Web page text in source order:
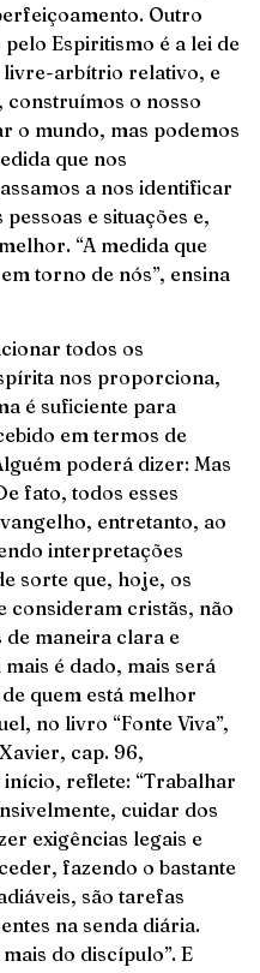
Outro
Espiritismo é a lei de
livre-arbítrio relativo, e
construímos o nosso
o mundo, mas podemos
que nos
a nos identificar
e situações e,
“A medida que
torno de nós”, ensina
todos os
nos proporciona,
é suficiente para
em termos de
poderá dizer: Mas
fato, todos esses
entretanto, ao
interpretações
sorte que, hoje, os
consideram cristãs, não
de maneira clara e
é dado, mais será
quem está melhor
no livro “Fonte Viva”,
cap. 96,
reflete: “Trabalhar
cuidar dos
exigências legais e
fazendo o bastante
são tarefas
na senda diária.
do discípulo”. E